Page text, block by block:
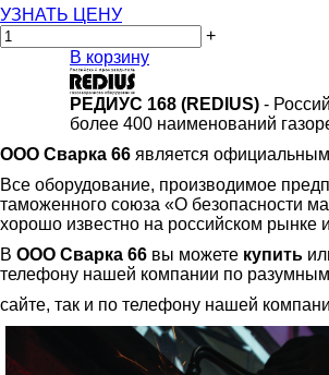
УЗНАТЬ ЦЕНУ
+
В корзину
РЕДИУС 168 (REDIUS) -
более 400 наименований
ООО Сварка 66 является
Все оборудование, производимое
таможенного союза «О безопасности
хорошо известно на российском рынке
В ООО Сварка 66 вы можете купить
телефону нашей компании по
сайте, так и по телефону нашей